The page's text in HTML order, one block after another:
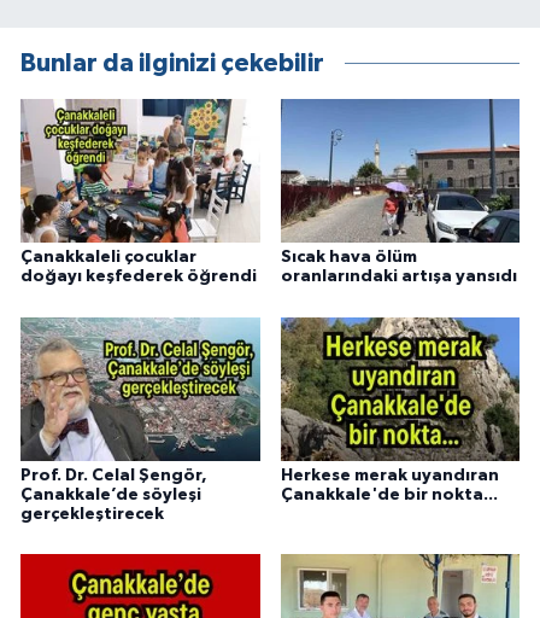
Bunlar da ilginizi çekebilir
Çanakkaleli çocuklar
doğayı keşfederek öğrendi
Sıcak hava ölüm
oranlarındaki artışa yansıdı
Prof. Dr. Celal Şengör,
Çanakkale’de söyleşi
gerçekleştirecek
Herkese merak uyandıran
Çanakkale'de bir nokta...